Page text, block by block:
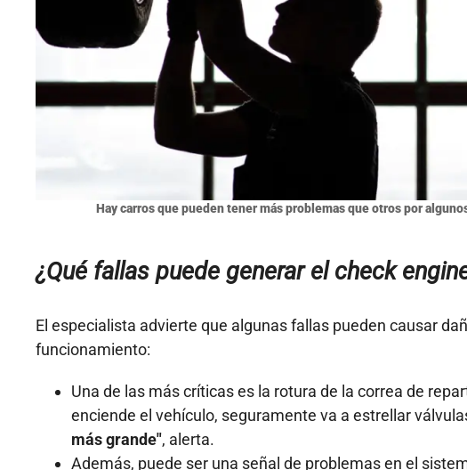
Hay carros que pueden tener más problemas que otros por
¿Qué fallas puede generar el check
El especialista advierte que algunas fallas pueden causar
funcionamiento:
Una de las más críticas es la rotura de la correa de
enciende el vehículo, seguramente va a estrellar
más grande", alerta.
Además, puede ser una señal de problemas en el